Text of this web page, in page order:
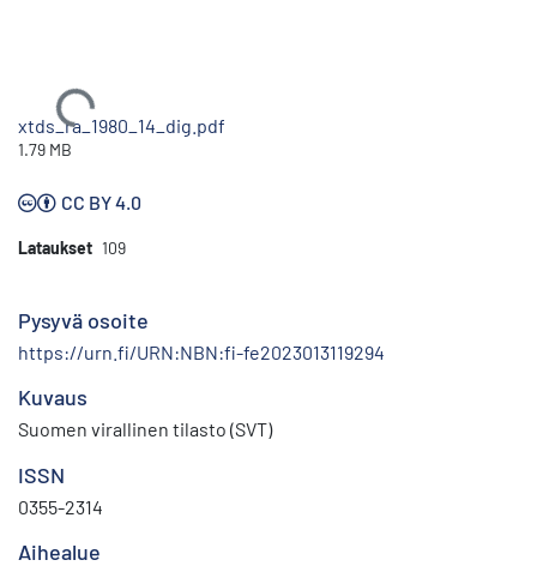
Ladataan...
xtds_ra_1980_14_dig.pdf
1.79 MB
CC BY 4.0
Lataukset 109
Pysyvä osoite
https://urn.fi/URN:NBN:fi-fe2023013119294
Kuvaus
Suomen virallinen tilasto (SVT)
ISSN
0355-2314
Aihealue